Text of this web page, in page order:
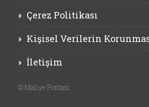
Çerez Politikası
Kişisel Verilerin
İletişim
©Maliye Postası